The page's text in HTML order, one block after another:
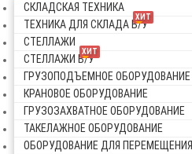
СКЛАДСКАЯ ТЕХНИКА
ХИТ
ТЕХНИКА ДЛЯ СКЛАДА Б/У
СТЕЛЛАЖИ
ХИТ
СТЕЛЛАЖИ Б/У
ГРУЗОПОДЪЕМНОЕ ОБОРУДОВАНИЕ
КРАНОВОЕ ОБОРУДОВАНИЕ
ГРУЗОЗАХВАТНОЕ ОБОРУДОВАНИЕ
ТАКЕЛАЖНОЕ ОБОРУДОВАНИЕ
ОБОРУДОВАНИЕ ДЛЯ ПЕРЕМЕЩЕНИЯ